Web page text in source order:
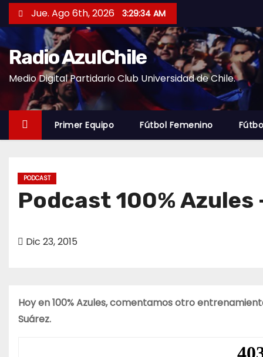
a
l
t
c
Jue. Ago 6th, 2026 3:29:35 AM
Radio AzulChile
Medio Digital Partidario Club Universidad de Chile.
Primer Equipo Fútbol Femenino
PODCAST
Podcast 100%
Dic 23, 2015
Hoy en 100% Azules, comentamos otro
Suárez.